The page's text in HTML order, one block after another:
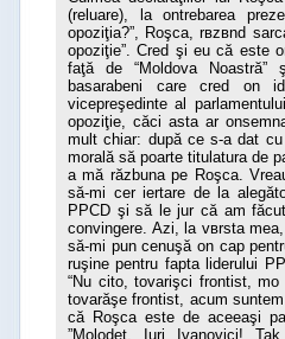
(reluare), la оntrebarea
opoziţia?”, Roşca, rвzвnd
opoziţie”. Cred şi eu că este
faţă de “Moldova
basarabeni care cred оn
vicepreşedinte al
opoziţie, căci asta ar
mult chiar: după ce s-a dat
morală să poarte titulatura de
a mă răzbuna pe Roşca.
să-mi cer iertare de la
PPCD şi să le jur că am
convingere. Azi, la vвrsta
să-mi pun cenuşă оn cap
ruşine pentru fapta liderului
“Nu cito, tovarişci frontist, mо
tovarăşe frontist, acum
că Roşca este de aceeaşi
”Molodeţ, Iuri Ivanovici!